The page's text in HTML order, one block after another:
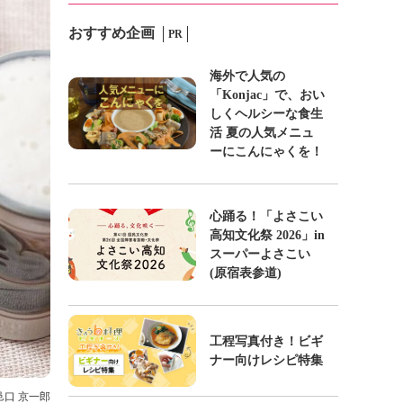
口 京一郎
おすすめ企画 PR
海外で人気の
「Konjac」で、おい
しくヘルシーな食生
活 夏の人気メニュ
ーにこんにゃくを！
心踊る！「よさこい
高知文化祭 2026」in
スーパーよさこい
(原宿表参道)
工程写真付き！ビギ
ナー向けレシピ特集